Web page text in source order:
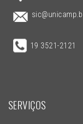
19 3521-2121
SERVIÇOS